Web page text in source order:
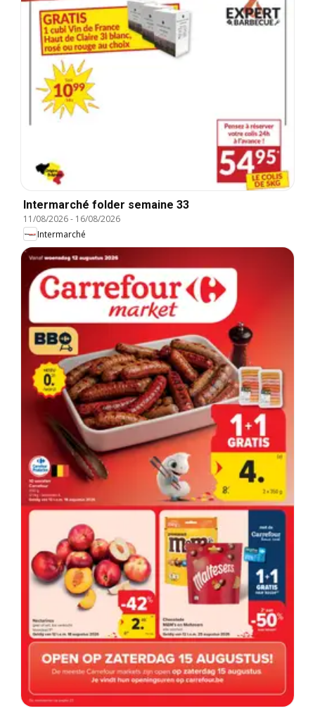
Intermarché folder semaine 33
11/08/2026- 16/08/2026
Intermarché